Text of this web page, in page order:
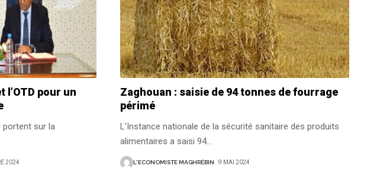
l’OTD pour un
portent sur la
2024
Zaghouan : saisie de 94 tonnes de fourrage
périmé
L’Instance nationale de la sécurité sanitaire des produits
alimentaires a saisi 94…
L'ECONOMISTE MAGHRÉBIN 9 MAI 2024